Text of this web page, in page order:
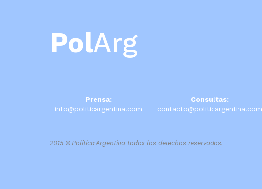
PolArg
Prensa:
info@politicargentina.com
Consultas:
contacto@politicargentina.com
2015 © Política Argentina todos los derechos reservados.